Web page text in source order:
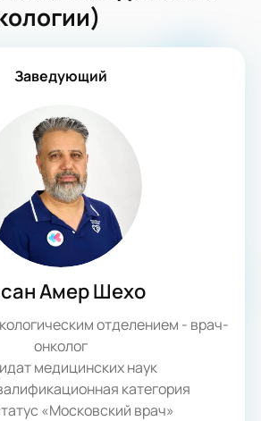
Заведующий
Амер Шехо
отделением - врач-
онколог
медицинских наук
категория
«Московский врач»